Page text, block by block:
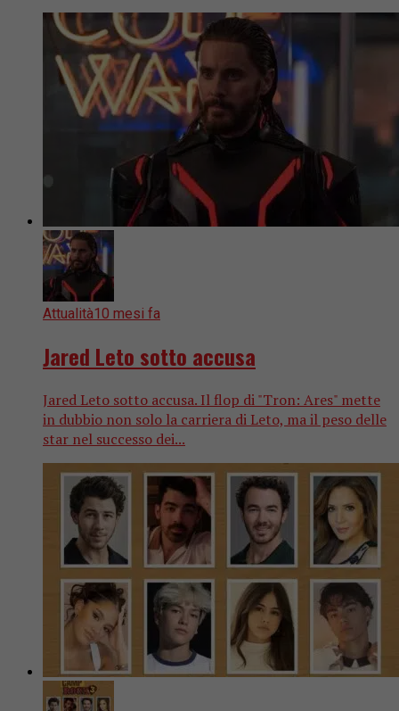
Attualità10 mesi fa
Jared Leto sotto accusa
Jared Leto sotto accusa. Il flop di "Tron: Ares" mette
in dubbio non solo la carriera di Leto, ma il peso delle
star nel successo dei...